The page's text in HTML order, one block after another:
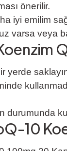
önerilir.
iyi emilim
varsa veya
yerde
durumunda
10